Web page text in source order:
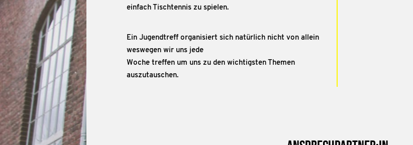
einfach Tischtennis zu spielen.
Ein Jugendtreff organisiert sich natürlich nicht von allein
weswegen wir uns jede
Woche treffen um uns zu den wichtigsten Themen
auszutauschen.